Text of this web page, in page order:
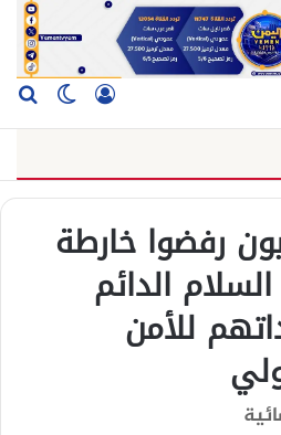
تسجيل
رفضوا خارطة
الدائم
للأمن